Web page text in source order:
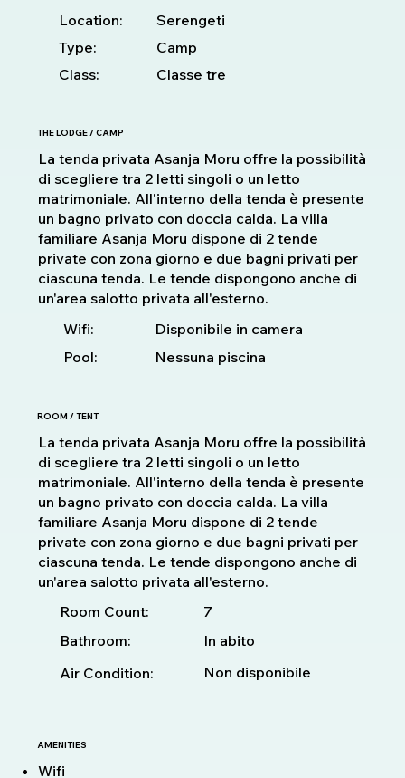
Location:
Serengeti
Type:
Camp
Class:
Classe tre
THE LODGE / CAMP
La tenda privata Asanja Moru offre la possibilità
di scegliere tra 2 letti singoli o un letto
matrimoniale. All'interno della tenda è presente
un bagno privato con doccia calda. La villa
familiare Asanja Moru dispone di 2 tende
private con zona giorno e due bagni privati per
ciascuna tenda. Le tende dispongono anche di
un'area salotto privata all'esterno.
Wifi:
Disponibile in camera
Pool:
Nessuna piscina
ROOM / TENT
La tenda privata Asanja Moru offre la possibilità
di scegliere tra 2 letti singoli o un letto
matrimoniale. All'interno della tenda è presente
un bagno privato con doccia calda. La villa
familiare Asanja Moru dispone di 2 tende
private con zona giorno e due bagni privati per
ciascuna tenda. Le tende dispongono anche di
un'area salotto privata all'esterno.
Room Count:
7
Bathroom:
In abito
Air Condition:
Non disponibile
AMENITIES
Wifi